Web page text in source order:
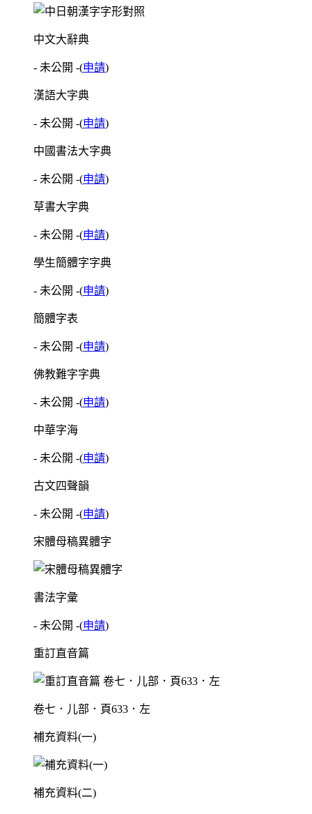
中文大辭典
- 未公開 -(申請)
漢語大字典
- 未公開 -(申請)
中國書法大字典
- 未公開 -(申請)
草書大字典
- 未公開 -(申請)
學生簡體字字典
- 未公開 -(申請)
簡體字表
- 未公開 -(申請)
佛教難字字典
- 未公開 -(申請)
中華字海
- 未公開 -(申請)
古文四聲韻
- 未公開 -(申請)
宋體母稿異體字
書法字彙
- 未公開 -(申請)
重訂直音篇
卷七．儿部．頁633．左
補充資料(一)
補充資料(二)